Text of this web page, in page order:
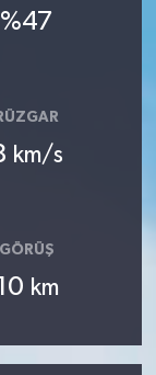
%47
km/s
GÖRÜŞ
km